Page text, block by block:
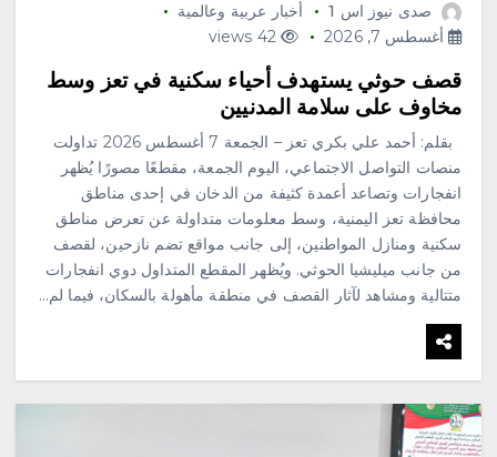
صدى نيوز اس 1
أخبار عربية وعالمية
أغسطس 7, 2026
42 views
قصف حوثي يستهدف أحياء سكنية في تعز وسط
مخاوف على سلامة المدنيين
بقلم: أحمد علي بكري تعز – الجمعة 7 أغسطس 2026 تداولت
منصات التواصل الاجتماعي، اليوم الجمعة، مقطعًا مصورًا يُظهر
انفجارات وتصاعد أعمدة كثيفة من الدخان في إحدى مناطق
محافظة تعز اليمنية، وسط معلومات متداولة عن تعرض مناطق
سكنية ومنازل المواطنين، إلى جانب مواقع تضم نازحين، لقصف
من جانب ميليشيا الحوثي. ويُظهر المقطع المتداول دوي انفجارات
متتالية ومشاهد لآثار القصف في منطقة مأهولة بالسكان، فيما لم…